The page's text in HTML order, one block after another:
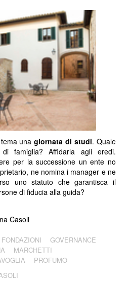
tema unagiornata di studi. Quale
famiglia? Affidarla agli eredi.
per la successione un ente no
ne nomina i manager e ne
uno statuto che garantisca il
di fiducia alla guida?
Casoli
FONDAZIONI
GOVERNANCE
MARCHETTI
PROFUMO